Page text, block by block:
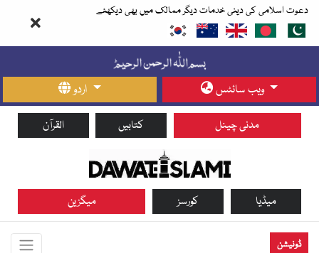
دعوت اسلامی کی دینی خدمات دیگر ممالک میں بھی دیکھئے
اردو ویب سائٹس
القرآن کتابیں مدنی چینل
میگزین کورسز میڈیا
ڈونیشن